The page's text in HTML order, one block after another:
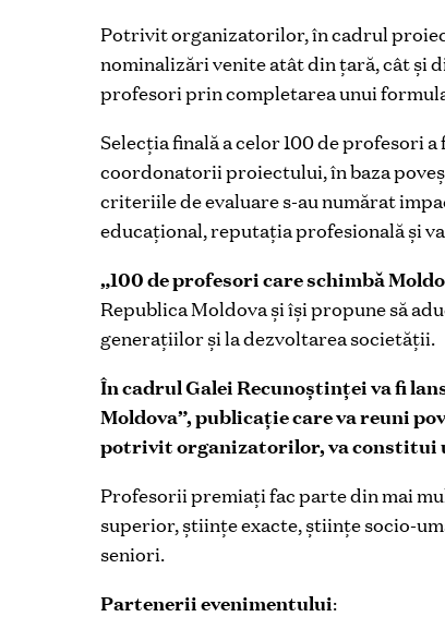
Potrivit organizatorilor, în cadrul
nominalizări venite atât din țară, cât și
profesori prin completarea unui
Selecția finală a celor 100 de profesori
coordonatorii proiectului, în baza
criteriile de evaluare s-au numărat
educațional, reputația profesională și
„100 de profesori care schimbă
Republica Moldova și își propune să
generațiilor și la dezvoltarea societății.
În cadrul Galei Recunoștinței va fi
Moldova”, publicație care va reuni
potrivit organizatorilor, va constitui
Profesorii premiați fac parte din mai
superior, științe exacte, științe socio-
seniori.
Partenerii evenimentului: